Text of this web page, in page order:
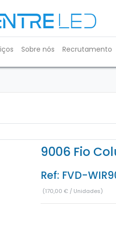
Sobre nós Recrutamento
9006 Fio
Ref: FVD-
(170,00 € / Unidades)